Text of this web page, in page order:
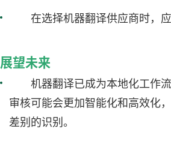
在选择机器翻译供应商时，
展望未来
机器翻译已成为本地化工作
审核可能会更加智能化和高效化
差别的识别。